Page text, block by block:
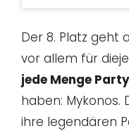
Der 8. Platz geht
vor allem für
jede Menge
haben: Mykonos.
ihre legendären